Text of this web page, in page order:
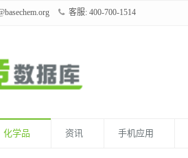
客服: 400-700-1514
化学品 资讯 手机应用